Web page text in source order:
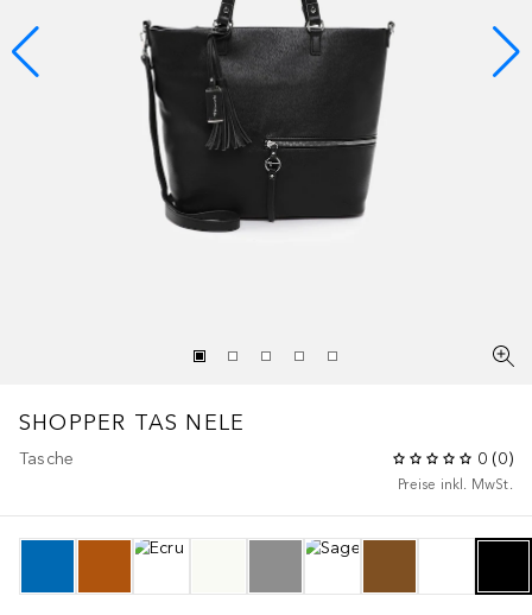
SHOPPER TAS NELE
Tasche 0 (0)
Preise inkl. MwSt.